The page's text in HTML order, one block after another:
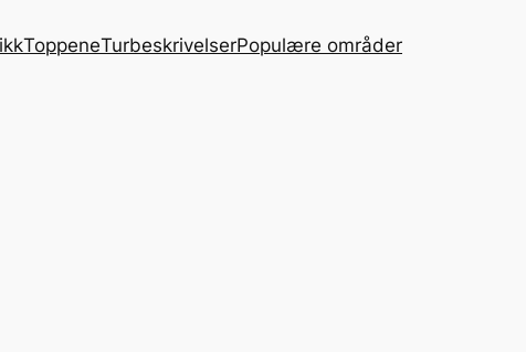
ToppeneTurbeskrivelserPopulære områder